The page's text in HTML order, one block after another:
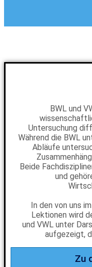
BWL und
Untersuchung
Während die BWL
Abläufe
Beide
und
In den von uns
Lektionen wird
und VWL unter
aufgezeigt,
Zu